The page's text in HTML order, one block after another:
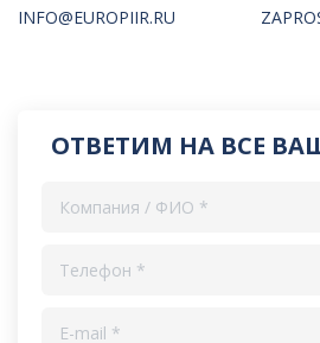
INFO@EUROPIIR.RU
ОТВЕТИМ НА ВСЕ